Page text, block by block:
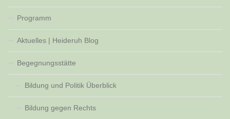
Programm
Aktuelles | Heideruh Blog
Begegnungsstätte
Bildung und Politik Überblick
Bildung gegen Rechts